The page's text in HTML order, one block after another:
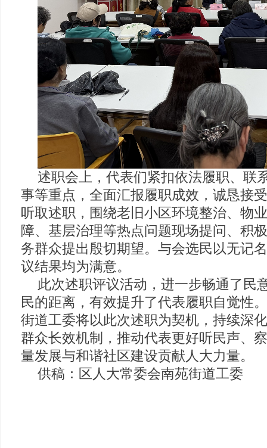
述职会上，代表们紧扣依法履职、联
事等重点，全面汇报履职成效，诚恳接
听取述职，围绕老旧小区环境整治、物
障、基层治理等热点问题现场提问、积
务群众提出殷切期望。与会选民以无记
议结果均为满意。
此次述职评议活动，进一步畅通了民
民的距离，有效提升了代表履职自觉性
街道工委将以此次述职为契机，持续深
群众长效机制，推动代表更好听民声、
量发展与和谐社区建设贡献人大力量。
供稿：区人大常委会南苑街道工委